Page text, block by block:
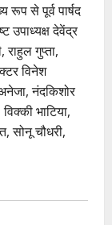
से पूर्व पार्षद
उपाध्यक्ष देवेंद्र
राहुल गुप्ता,
विनेश
नंदकिशोर
भाटिया,
सोनू चौधरी,